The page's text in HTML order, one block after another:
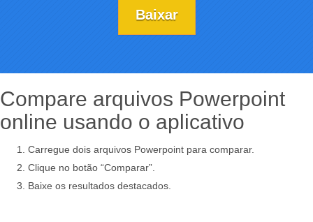
Baixar
Compare arquivos Powerpoint
online usando o aplicativo
Carregue dois arquivos Powerpoint para comparar.
Clique no botão “Comparar”.
Baixe os resultados destacados.